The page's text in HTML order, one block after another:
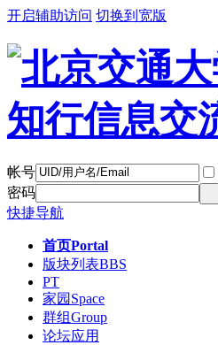
开启辅助访问 切换到宽版
帐号
密码
快捷导航
首页Portal
版块列表BBS
PT
家园 Space
群组Group
论坛应用